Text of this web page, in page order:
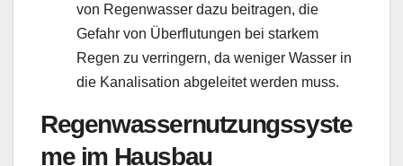
von Regenwasser dazu beitragen, die
Gefahr von Überflutungen bei starkem
Regen zu verringern, da weniger Wasser in
die Kanalisation abgeleitet werden muss.
Regenwassernutzungssyste
me im Hausbau